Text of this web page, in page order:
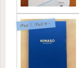
i
Pad / iPad mini